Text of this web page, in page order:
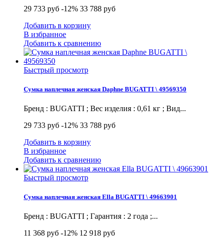
29 733 руб -12% 33 788 руб
Добавить в корзину
В избранное
Добавить к сравнению
Быстрый просмотр
Сумка наплечная женская Daphne BUGATTI \ 49569350
Бренд : BUGATTI ; Вес изделия : 0,61 кг ; Вид...
29 733 руб -12% 33 788 руб
Добавить в корзину
В избранное
Добавить к сравнению
Быстрый просмотр
Сумка наплечная женская Ella BUGATTI \ 49663901
Бренд : BUGATTI ; Гарантия : 2 года ;...
11 368 руб -12% 12 918 руб